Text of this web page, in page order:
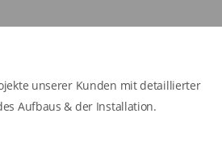
unserer Kunden mit detaillierter
Aufbaus & der Installation.